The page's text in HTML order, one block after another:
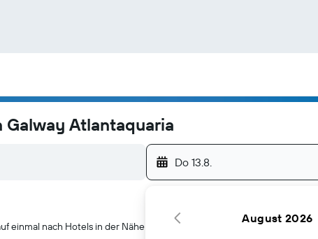
Galway Atlantaquaria
Do 13.8.
einmal nach Hotels in der Nähe von Galway Atlantaquaria in Galway
August 2026